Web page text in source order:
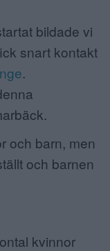
bildade vi
snart kontakt
.
och barn, men
och barnen
kvinnor